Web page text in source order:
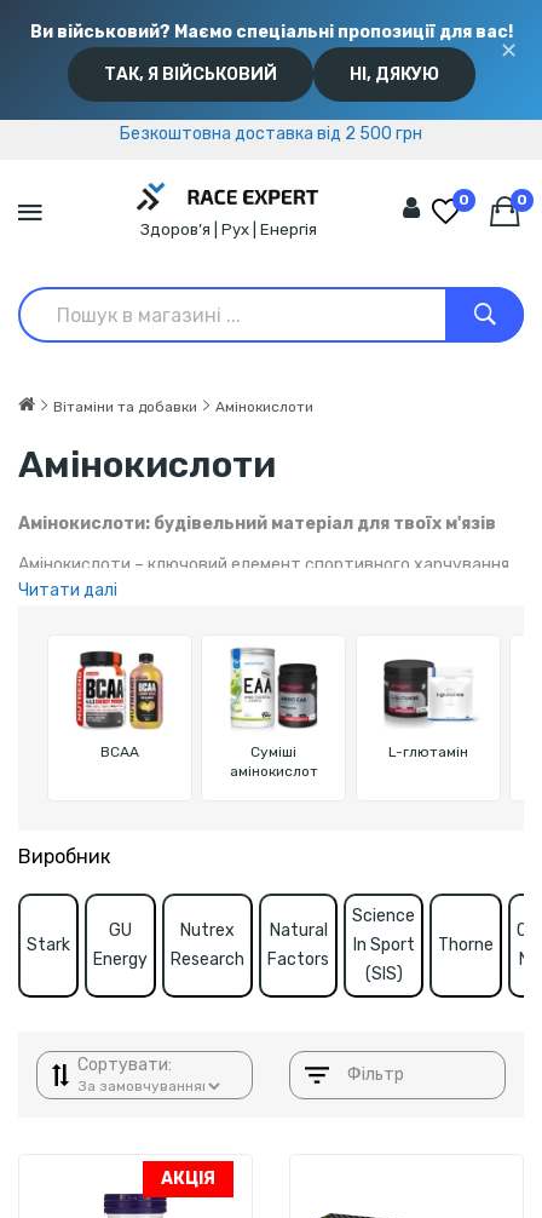
Ви військовий? Маємо спеціальні пропозиції для вас!
ТАК, Я ВІЙСЬКОВИЙ НІ, ДЯКУЮ
✕
Безкоштовна доставка від 2 500 грн
Безкоштовна доставка від 2 500 грн
Здоров’я | Рух | Енергія
0 0
Вітаміни та добавки Амінокислоти
Амінокислоти
Амінокислоти: будівельний матеріал для твоїх м'язів
Амінокислоти – ключовий елемент спортивного харчування,
який підтримує м'язове відновлення, витривалість та енергію
покращують фізичні показники.
Читати далі
BCAA
Суміші
амінокислот
L-глютамін
Виробник
Stark
Science
In Sport
(SIS)
GU
Energy
Thorne
Nutrex
Research
Natural
Factors
Сортувати: Фільтр
АКЦІЯ